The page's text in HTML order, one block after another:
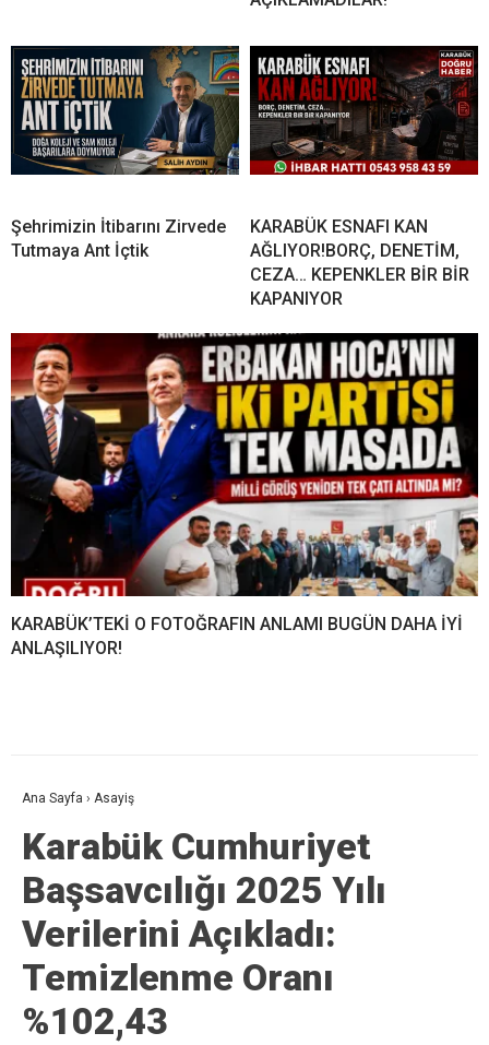
Şehrimizin İtibarını Zirvede
Tutmaya Ant İçtik
KARABÜK ESNAFI KAN
AĞLIYOR!BORÇ, DENETİM,
CEZA… KEPENKLER BİR BİR
KAPANIYOR
KARABÜK’TEKİ O FOTOĞRAFIN ANLAMI BUGÜN DAHA İYİ
ANLAŞILIYOR!
Ana Sayfa › Asayiş
Karabük Cumhuriyet
Başsavcılığı 2025 Yılı
Verilerini Açıkladı:
Temizlenme Oranı
%102,43